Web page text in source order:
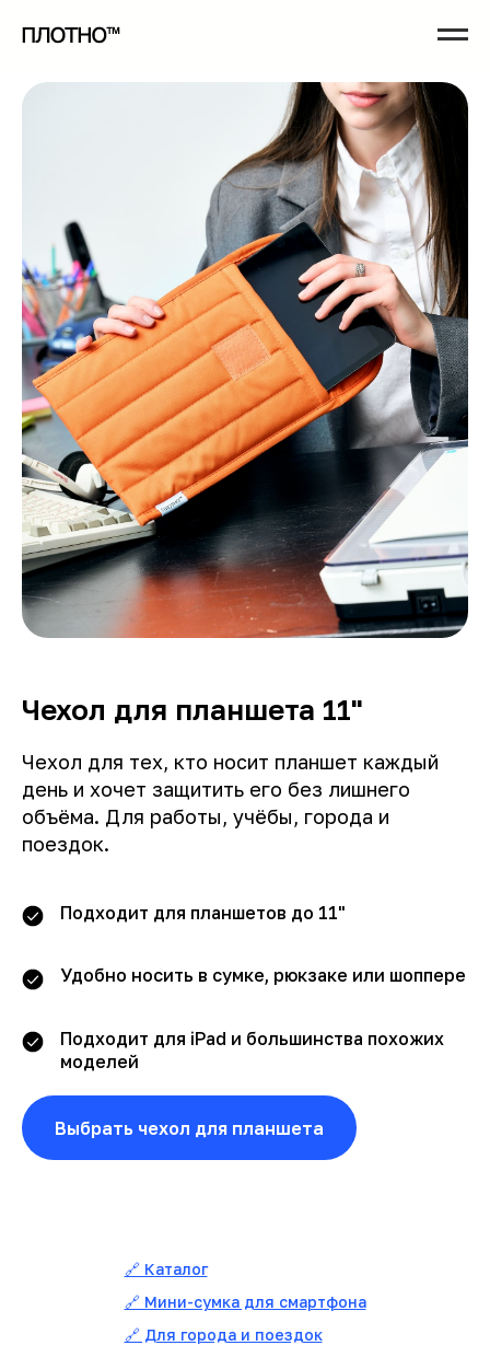
Чехол для планшета 11"
Чехол для тех, кто носит планшет каждый
день и хочет защитить его без лишнего
объёма. Для работы, учёбы, города и
поездок.
Подходит для планшетов до 11"
Удобно носить в сумке, рюкзаке или шоппере
Подходит для iPad и большинства похожих
моделей
Выбрать чехол для планшета
🔗 Каталог
🔗 Мини-сумка для смартфона
🔗 Для города и поездок